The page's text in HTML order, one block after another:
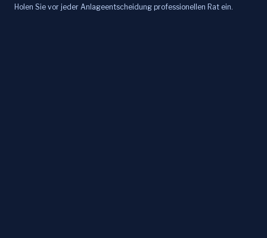
Holen Sie vor jeder Anlageentscheidung professionellen Rat ein.